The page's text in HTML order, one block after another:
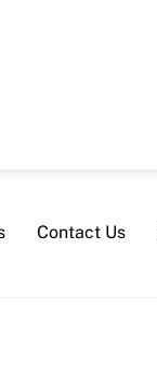
Contact Us